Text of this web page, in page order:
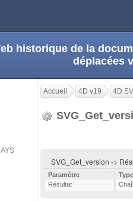
historique de la
déplacées
Accueil 4D v19 4D
SVG_Get_version ->
Paramètre
Type
Résultat